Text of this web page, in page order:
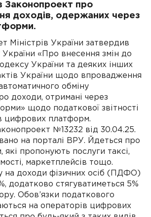
Законопроект про
доходів, одержаних через
Міністрів України затвердив
«Про внесення змін до
України та деяких інших
України щодо впровадження
обміну
доходи, отримані через
щодо податкової звітності
цифрових платформ.
№13232 від 30.04.25.
на порталі ВРУ. Йдеться про
які пропонують послуги таксі,
маркетплейсів тощо.
на доходи фізичних осіб (ПДФО)
додатково стягуватиметься 5%
Обов’язки податкового
на операторів цифрових